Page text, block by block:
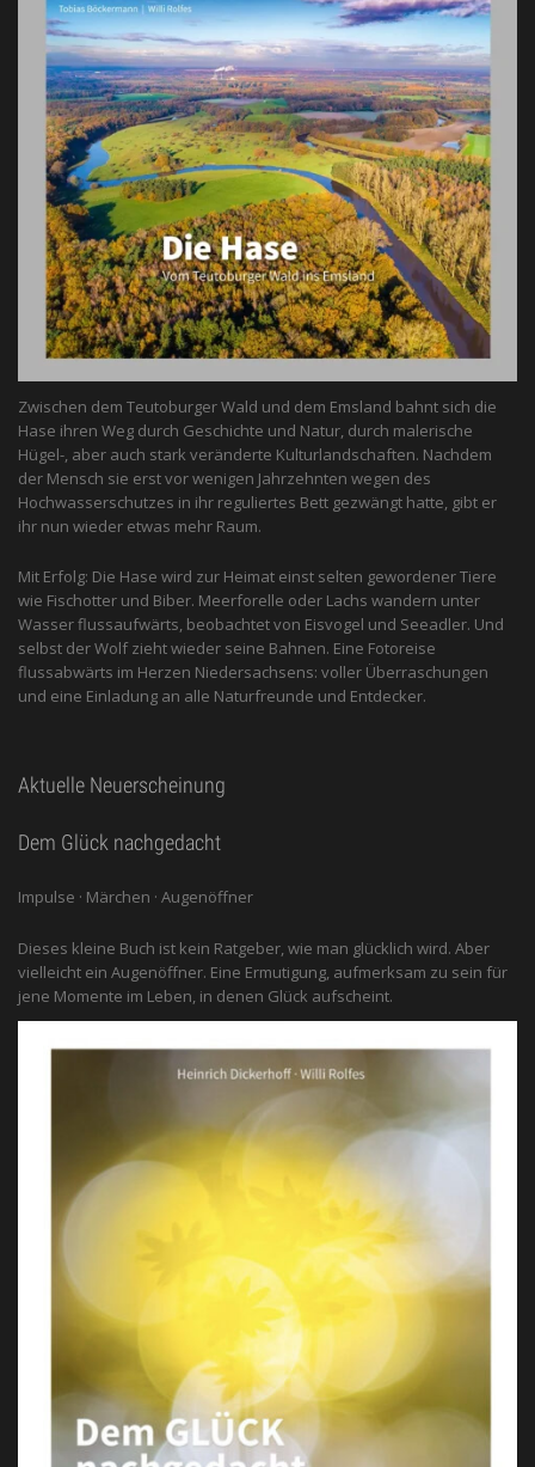
Zwischen dem Teutoburger Wald und dem Emsland bahnt sich die
Hase ihren Weg durch Geschichte und Natur, durch malerische
Hügel-, aber auch stark veränderte Kulturlandschaften. Nachdem
der Mensch sie erst vor wenigen Jahrzehnten wegen des
Hochwasserschutzes in ihr reguliertes Bett gezwängt hatte, gibt er
ihr nun wieder etwas mehr Raum.
Mit Erfolg: Die Hase wird zur Heimat einst selten gewordener Tiere
wie Fischotter und Biber. Meerforelle oder Lachs wandern unter
Wasser flussaufwärts, beobachtet von Eis­vogel und See­adler. Und
selbst der Wolf zieht wieder seine Bahnen. Eine Fotoreise
flussabwärts im Herzen Niedersachsens: voller Überraschungen
und eine Einladung an alle ­Naturfreunde und Entdecker.
Aktuelle Neuerscheinung
Dem Glück nachgedacht
Impulse · Märchen · Augenöffner
Dieses kleine Buch ist kein Ratgeber, wie man glücklich wird. Aber
vielleicht ein Augenöffner. Eine Ermutigung, aufmerksam zu sein für
jene Momente im Leben, in denen Glück aufscheint.